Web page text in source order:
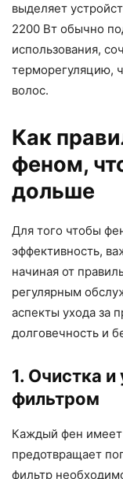
выделяет
2200 Вт обычно
использования,
терморегуляцию,
волос.
Как
феном,
дольше
Для того чтобы
эффективность,
начиная от
регулярным
аспекты ухода за
долговечность и
1. Очистка
фильтром
Каждый фен имеет
предотвращает
фильтр